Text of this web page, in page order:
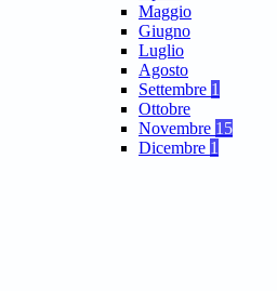
Maggio
Giugno
Luglio
Agosto
Settembre 1
Ottobre
Novembre 15
Dicembre 1